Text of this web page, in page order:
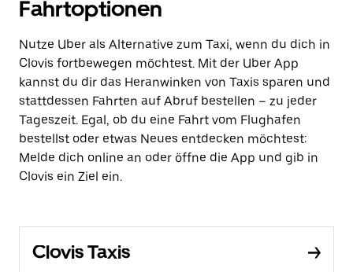
Fahrtoptionen
Nutze Uber als Alternative zum Taxi, wenn du dich in
Clovis fortbewegen möchtest. Mit der Uber App
kannst du dir das Heranwinken von Taxis sparen und
stattdessen Fahrten auf Abruf bestellen – zu jeder
Tageszeit. Egal, ob du eine Fahrt vom Flughafen
bestellst oder etwas Neues entdecken möchtest:
Melde dich online an oder öffne die App und gib in
Clovis ein Ziel ein.
Clovis Taxis